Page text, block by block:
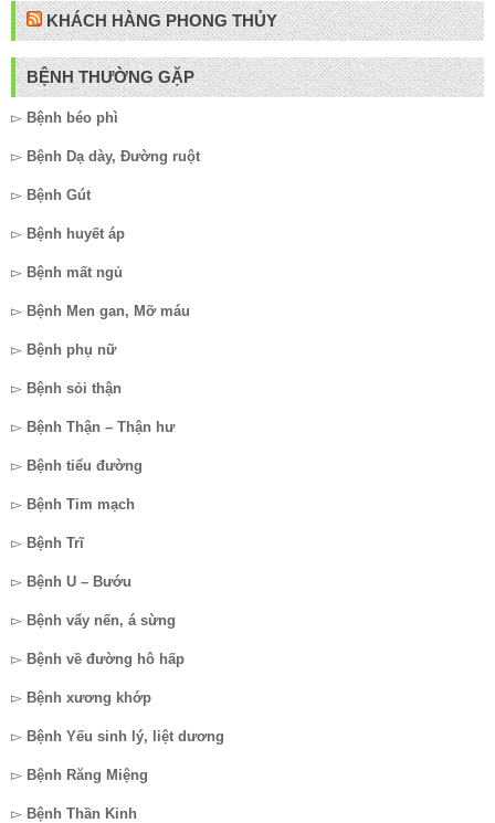
KHÁCH HÀNG PHONG THỦY
BỆNH THƯỜNG GẶP
▻ Bệnh béo phì
▻ Bệnh Dạ dày, Đường ruột
▻ Bệnh Gút
▻ Bệnh huyết áp
▻ Bệnh mất ngủ
▻ Bệnh Men gan, Mỡ máu
▻ Bệnh phụ nữ
▻ Bệnh sỏi thận
▻ Bệnh Thận – Thận hư
▻ Bệnh tiểu đường
▻ Bệnh Tim mạch
▻ Bệnh Trĩ
▻ Bệnh U – Bướu
▻ Bệnh vẩy nến, á sừng
▻ Bệnh về đường hô hấp
▻ Bệnh xương khớp
▻ Bệnh Yếu sinh lý, liệt dương
▻ Bệnh Răng Miệng
▻ Bệnh Thần Kinh